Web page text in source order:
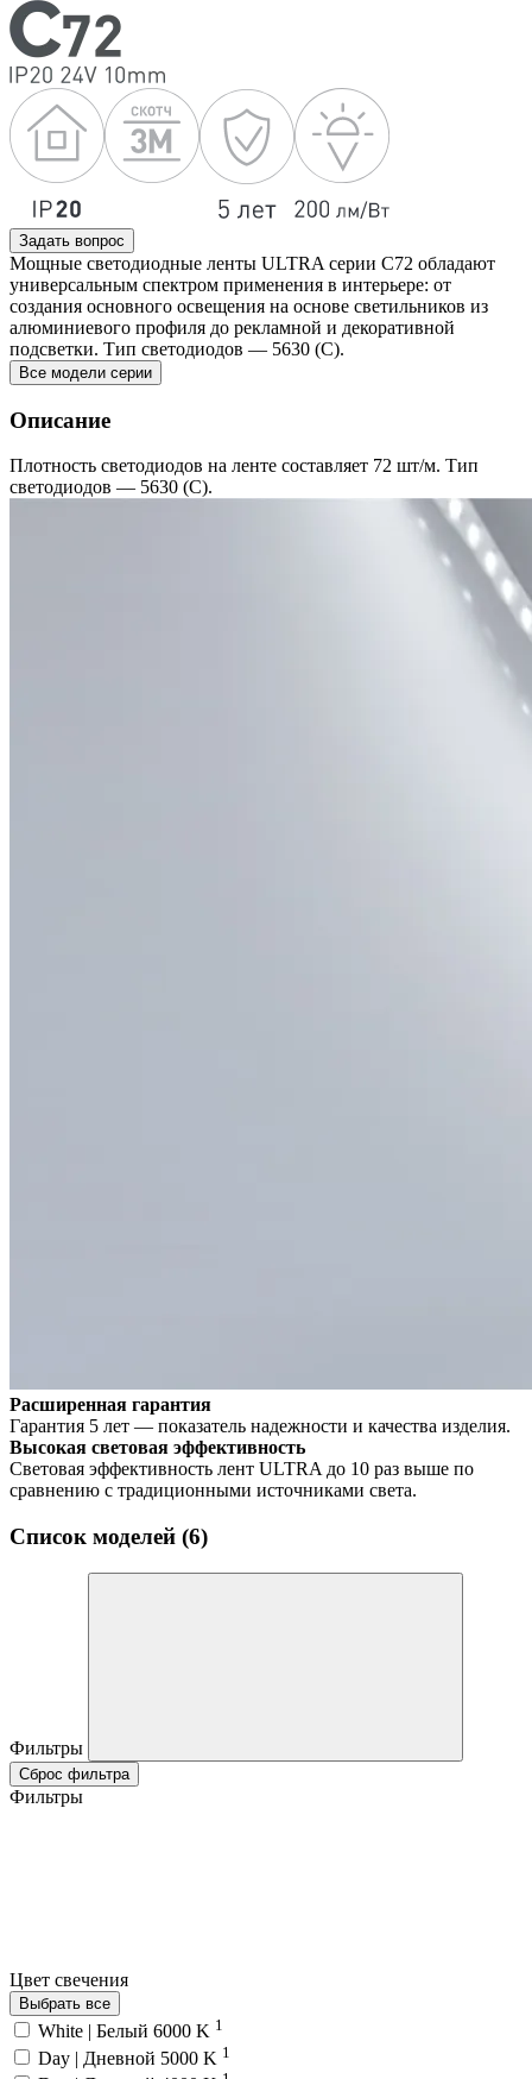
Задать вопрос
Мощные светодиодные ленты ULTRA серии C72 обладают
универсальным спектром применения в интерьере: от
создания основного освещения на основе светильников из
алюминиевого профиля до рекламной и декоративной
подсветки. Тип светодиодов — 5630 (C).
Все модели серии
Описание
Плотность светодиодов на ленте составляет 72 шт/м. Тип
светодиодов — 5630 (C).
Расширенная гарантия
Гарантия 5 лет — показатель надежности и качества изделия.
Высокая световая эффективность
Световая эффективность лент ULTRA до 10 раз выше по
сравнению с традиционными источниками света.
Список моделей (6)
Фильтры
Сброс фильтра
Фильтры
Цвет свечения
Выбрать все
White | Белый 6000 K 1
Day | Дневной 5000 K 1